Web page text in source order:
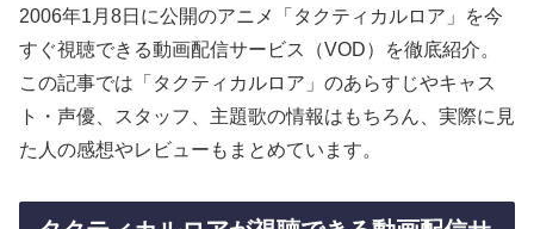
2006年1月8日に公開のアニメ「タクティカルロア」を今
すぐ視聴できる動画配信サービス（VOD）を徹底紹介。
この記事では「タクティカルロア」のあらすじやキャス
ト・声優、スタッフ、主題歌の情報はもちろん、実際に見
た人の感想やレビューもまとめています。